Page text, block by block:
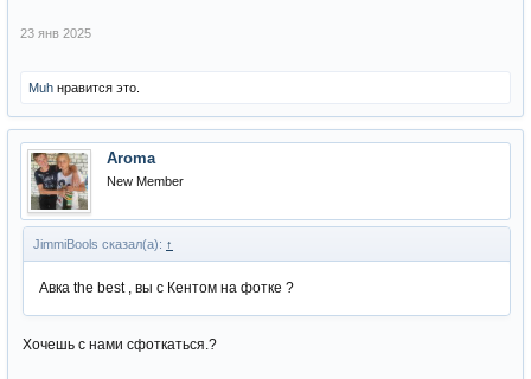
23 янв 2025
Muh нравится это.
Aroma
New Member
JimmiBools сказал(а): ↑
Авка the best , вы с Кентом на фотке ?
Хочешь с нами сфоткаться.?